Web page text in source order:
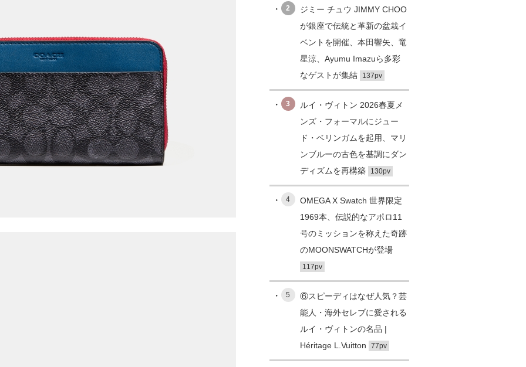
2
ジミー チュウ JIMMY CHOO
が銀座で伝統と革新の盆栽イ
ベントを開催、本田響矢、竜
星涼、Ayumu Imazuら多彩
なゲストが集結
137pv
3
ルイ・ヴィトン 2026春夏メ
ンズ・フォーマルにジュー
ド・ベリンガムを起用、マリ
ンブルーの古色を基調にダン
ディズムを再構築
130pv
4
OMEGA X Swatch 世界限定
1969本、伝説的なアポロ11
号のミッションを称えた奇跡
のMOONSWATCHが登場
117pv
5
⑥スピーディはなぜ人気？芸
能人・海外セレブに愛される
ルイ・ヴィトンの名品 |
Héritage L.Vuitton
77pv